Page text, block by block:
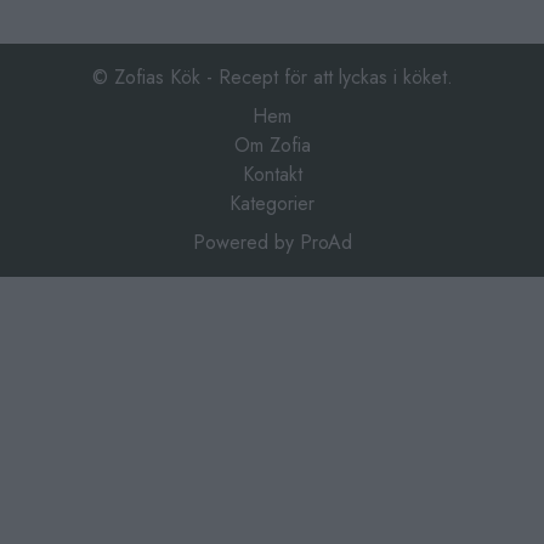
12 st lasagneplattor
( 3 st filéer …Continued
grillkrydda, salt och …
© Zofias Kök - Recept för att lyckas i köket.
Hem
Om Zofia
Kontakt
Kategorier
Powered by ProAd